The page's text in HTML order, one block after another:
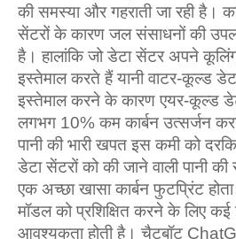
की समस्या और गहराती जा रही है।
सेंटरों के कारण जल संसाधनों की
है। हालांकि जो डेटा सेंटर अपने
इस्तेमाल करते हैं यानी वाटर-कूल्ड
इस्तेमाल करने के कारण एयर-कूल्ड
लगभग 10% कम कार्बन उत्सर्जन
पानी की भारी खपत इस कमी को
डेटा सेंटरों को की जाने वाली पानी
एक अच्‍छा खासा कार्बन फुटप्रिंट
मॉडल को प्रशिक्षित करने के लिए कई
आवश्यकता होती है। चैटबॉट